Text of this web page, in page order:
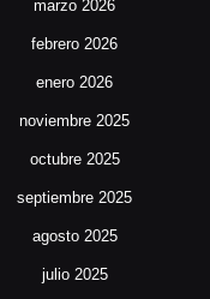
marzo 2026
febrero 2026
enero 2026
noviembre 2025
octubre 2025
septiembre 2025
agosto 2025
julio 2025